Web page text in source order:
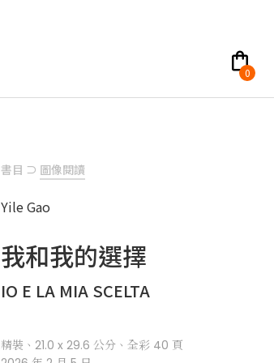
shopping_bag
0
書目 ⊃ 圖像閱讀
Yile Gao
我和我的選擇
IO E LA MIA SCELTA
精裝、21.0 x 29.6 公分、全彩 40 頁